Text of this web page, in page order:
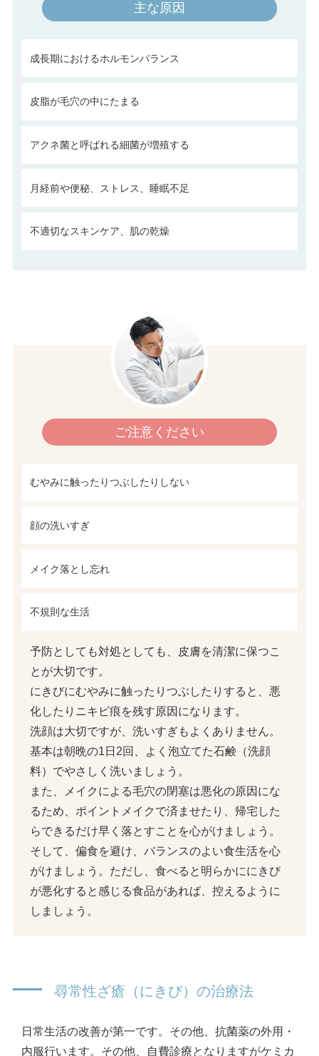
主な原因
成長期におけるホルモンバランス
皮脂が毛穴の中にたまる
アクネ菌と呼ばれる細菌が増殖する
月経前や便秘、ストレス、睡眠不足
不適切なスキンケア、肌の乾燥
ご注意ください
むやみに触ったりつぶしたりしない
顔の洗いすぎ
メイク落とし忘れ
不規則な生活
予防としても対処としても、皮膚を清潔に保つこ
とが大切です。
にきびにむやみに触ったりつぶしたりすると、悪
化したりニキビ痕を残す原因になります。
洗顔は大切ですが、洗いすぎもよくありません。
基本は朝晩の1日2回、よく泡立てた石鹸（洗顔
料）でやさしく洗いましょう。
また、メイクによる毛穴の閉塞は悪化の原因にな
るため、ポイントメイクで済ませたり、帰宅した
らできるだけ早く落とすことを心がけましょう。
そして、偏食を避け、バランスのよい食生活を心
がけましょう。ただし、食べると明らかににきび
が悪化すると感じる食品があれば、控えるように
しましょう。
尋常性ざ瘡（にきび）の治療法
日常生活の改善が第一です。その他、抗菌薬の外用・
内服行います。その他、自費診療となりますがケミカ